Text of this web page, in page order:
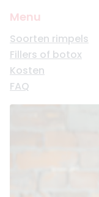
Menu
Soorten rimpels
Fillers of botox
Kosten
FAQ